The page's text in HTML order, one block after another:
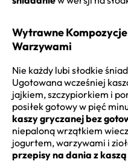
Wytrawne
Warzywami
Nie każdy lubi słodkie
Ugotowana wcześniej
jajkiem, szczypiorkiem i
posiłek gotowy w pięć
kaszy gryczanej bez
niepaloną wrzątkiem
jogurtem, warzywami i
przepisy na dania z kaszą